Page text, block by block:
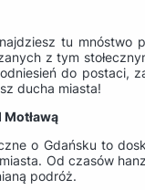
tu mnóstwo
z tym
do postaci,
ducha miasta!
o Gdańsku to
Od czasów
podróż.